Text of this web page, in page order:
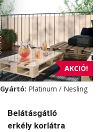
AKCIÓ!
Gyártó: Platinum / Nesling
Belátásgátló
erkély korlátra